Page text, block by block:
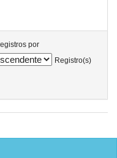
por
Registro(s)